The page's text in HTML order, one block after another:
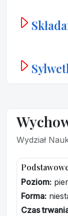
Wydział
Poziom:
Forma:
Czas